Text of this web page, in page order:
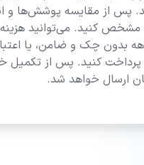
پس از مقایسه پوشش‌ها و
مشخص کنید. می‌توانید
اقساطی ۵ تا ۱۰ ماهه بدون چک و ضامن، یا
در ۴ مرحله پرداخت کنید. پس از
ارسال خواهد شد.